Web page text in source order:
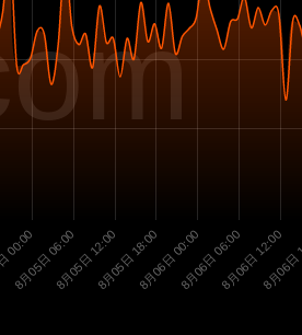
8月05日 06:008月05日 12:008月05日 18:008月06日 00:008月06日 06:008月06日 12:00
8月06